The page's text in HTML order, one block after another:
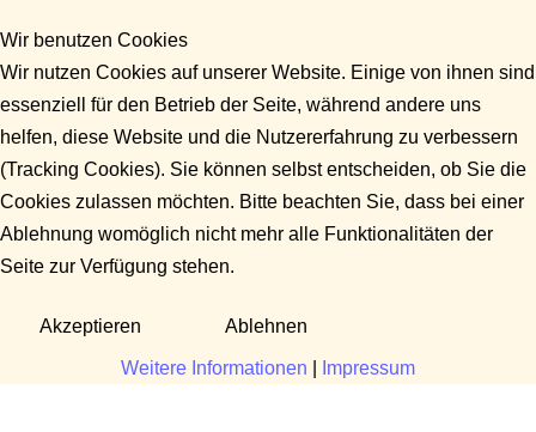
Wir benutzen Cookies
Wir nutzen Cookies auf unserer Website. Einige von ihnen sind
essenziell für den Betrieb der Seite, während andere uns
helfen, diese Website und die Nutzererfahrung zu verbessern
(Tracking Cookies). Sie können selbst entscheiden, ob Sie die
Cookies zulassen möchten. Bitte beachten Sie, dass bei einer
Ablehnung womöglich nicht mehr alle Funktionalitäten der
Seite zur Verfügung stehen.
Akzeptieren Ablehnen
Weitere Informationen Impressum